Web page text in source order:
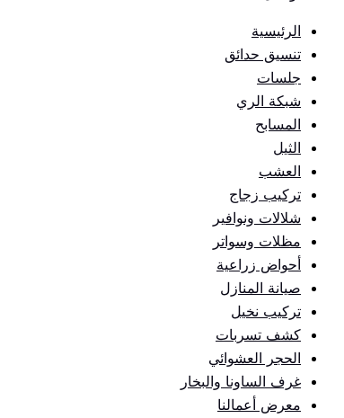
الرئيسية
تنسيق حدائق
جلسات
شبكة الري
المسابح
الثيل
العشب
تركيب زجاج
شلالات ونوافير
مظلات وسواتر
أحواض زراعية
صيانة المنازل
تركيب نخيل
كشف تسربات
الحجر العشوائي
غرف الساونا والبخار
معرض أعمالنا